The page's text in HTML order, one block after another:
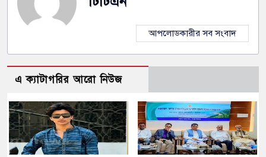
আপলোডকারীর সব সংবাদ
এ ক্যাটাগরির আরো নিউজ